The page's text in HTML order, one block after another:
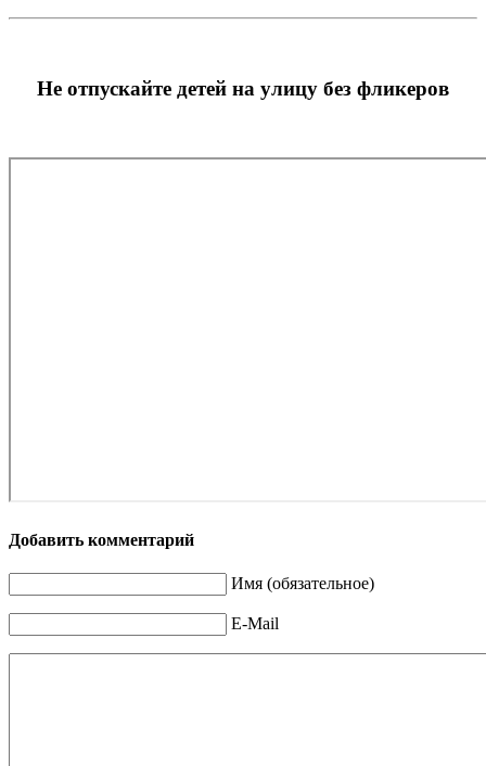
Не отпускайте детей на улицу без фликеров
Добавить комментарий
Имя (обязательное)
E-Mail